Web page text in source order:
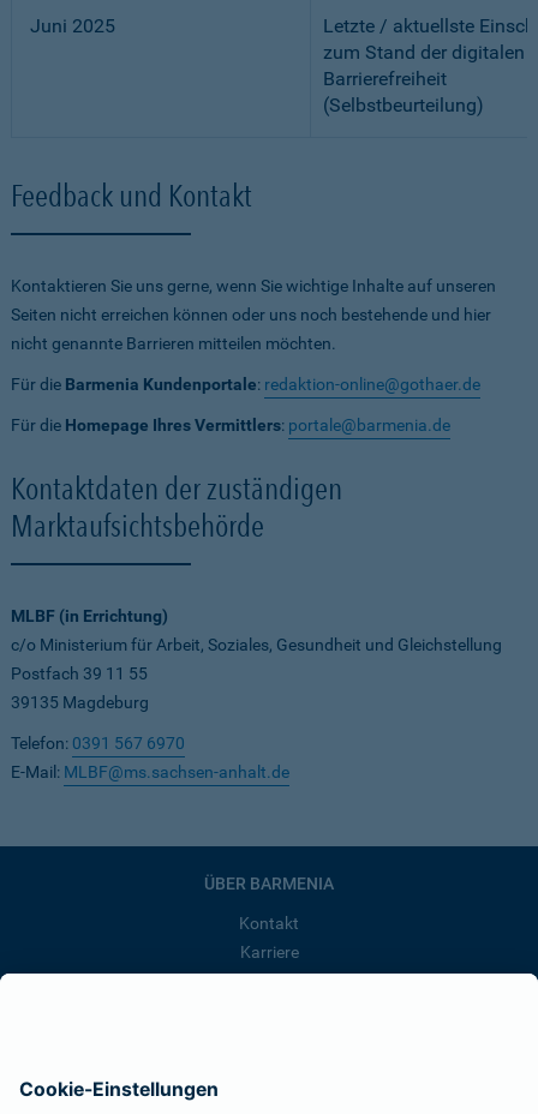
Juni 2025
Letzte / aktuellste
zum Stand der digitalen
Barrierefreiheit
(Selbstbeurteilung)
Feedback und Kontakt
Kontaktieren Sie uns gerne, wenn Sie wichtige Inhalte auf unseren
Seiten nicht erreichen können oder uns noch bestehende und hier
nicht genannte Barrieren mitteilen möchten.
Für die Barmenia Kundenportale: redaktion-online@gothaer.de
Für die Homepage Ihres Vermittlers: portale@barmenia.de
Kontaktdaten der zuständigen
Marktaufsichtsbehörde
MLBF (in Errichtung)
c/o Ministerium für Arbeit, Soziales, Gesundheit und Gleichstellung
Postfach 39 11 55
39135 Magdeburg
Telefon: 0391 567 6970
E-Mail: MLBF@ms.sachsen-anhalt.de
ÜBER BARMENIA
Kontakt
Karriere
Presse
Barmenia ist Teil der BarmeniaGothaer